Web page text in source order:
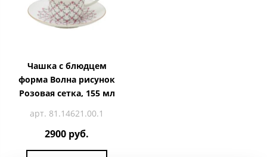
Чашка с блюдцем
форма Волна рисунок
Розовая сетка, 155 мл
арт. 81.14621.00.1
2900 руб.